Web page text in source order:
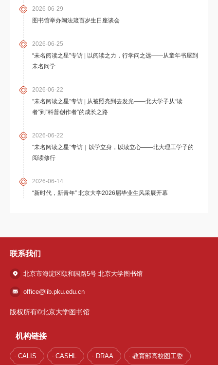
2026-06-29
图书馆举办阚法箴百岁生日座谈会
2026-06-25
“未名阅读之星”专访 | 以阅读之力，行学问之远——从童年书屋到
未名问学
2026-06-22
“未名阅读之星”专访 | 从被照亮到去发光——北大学子从“读
者”到“科普创作者”的成长之路
2026-06-22
“未名阅读之星”专访｜以学立身，以读立心——北大理工学子的
阅读修行
2026-06-14
“新时代，新青年” 北京大学2026届毕业生风采展开幕
联系我们
北京市海淀区颐和园路5号 北京大学图书馆
office@lib.pku.edu.cn
版权所有©北京大学图书馆
机构链接
CALIS CASHL DRAA 教育部高校图工委